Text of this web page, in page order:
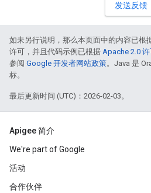
发送反馈
如未另行说明，那么本页面中的内容已根
许可，并且代码示例已根据 Apache 2.0
参阅 Google 开发者网站政策。Java 是
标。
最后更新时间 (UTC)：2026-02-03。
Apigee 简介
We're part of Google
活动
合作伙伴